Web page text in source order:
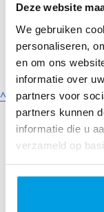
Deze website
We gebruiken
personaliseren,
en om ons
informatie over
partners voor
partners kunnen
informatie die u
verzameld op
^